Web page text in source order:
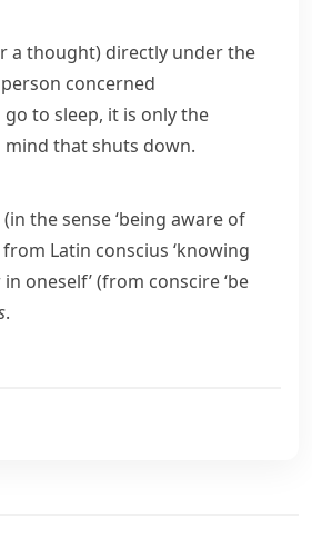
a thought) directly under the
concerned
go to sleep, it is only the
mind that shuts down.
the sense ‘being aware of
from Latin conscius ‘knowing
oneself’ (from conscire‘be
.